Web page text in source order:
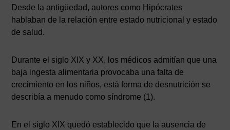
Desde la antigüedad, autores como Hipócrates
hablaban de la relación entre estado nutricional y estado
de salud.
Durante el siglo XIX y XX, los médicos admitían que una
baja ingesta alimentaria provocaba una falta de
crecimiento en los niños, está forma de desnutrición se
describía a menudo como síndrome (1).
En el siglo XIX quedó establecido que la ausencia de